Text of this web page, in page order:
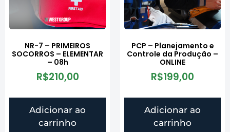
NR-7 – PRIMEIROS
SOCORROS – ELEMENTAR
– 08h
R$210,00
Adicionar ao
carrinho
PCP – Planejamento e
Controle da Produção –
ONLINE
R$199,00
Adicionar ao
carrinho